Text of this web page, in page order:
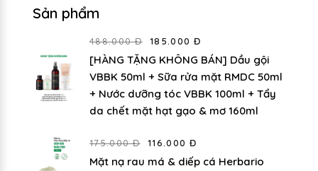
Sản phẩm
488.000 Đ 185.000 Đ
[HÀNG TẶNG KHÔNG BÁN] Dầu gội
VBBK 50ml + Sữa rửa mặt RMDC 50ml
+ Nước dưỡng tóc VBBK 100ml + Tẩy
da chết mặt hạt gạo & mơ 160ml
175.000 Đ 116.000 Đ
Mặt nạ rau má & diếp cá Herbario